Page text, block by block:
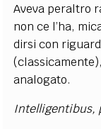
Aveva peraltro
non ce l’ha,
dirsi con
analogato.
Intelligentibus,